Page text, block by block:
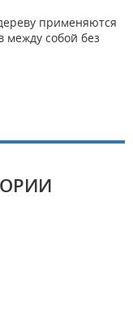
применяются
между собой без